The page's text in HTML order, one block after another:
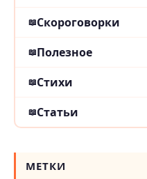
Скороговорки
Полезное
Стихи
Статьи
МЕТКИ